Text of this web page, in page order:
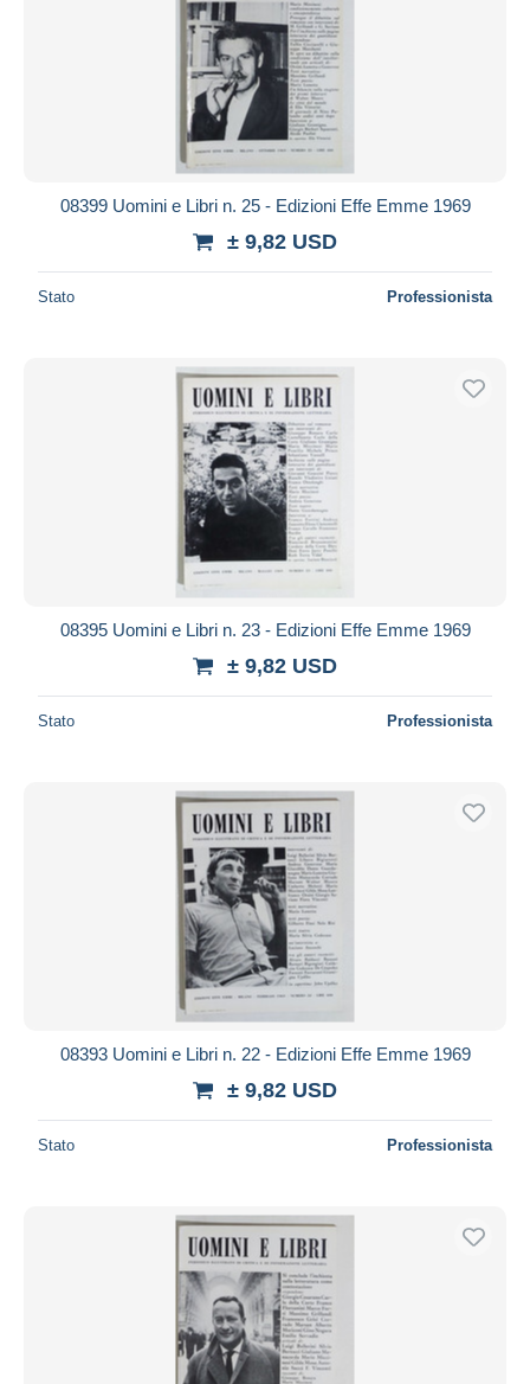
08399 Uomini e Libri n. 25 - Edizioni Effe Emme 1969
± 9,82 USD
Stato Professionista
08395 Uomini e Libri n. 23 - Edizioni Effe Emme 1969
± 9,82 USD
Stato Professionista
08393 Uomini e Libri n. 22 - Edizioni Effe Emme 1969
± 9,82 USD
Stato Professionista